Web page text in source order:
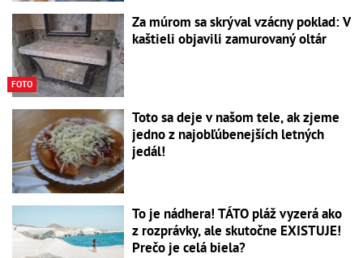
FOTO
Za múrom sa skrýval vzácny poklad: V
kaštieli objavili zamurovaný oltár
Toto sa deje v našom tele, ak zjeme
jedno z najobľúbenejších letných
jedál!
To je nádhera! TÁTO pláž vyzerá ako
z rozprávky, ale skutočne EXISTUJE!
Prečo je celá biela?